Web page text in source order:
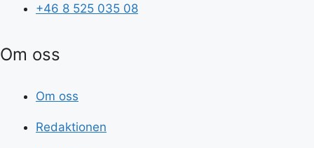
+46 8 525 035 08
Om oss
Om oss
Redaktionen